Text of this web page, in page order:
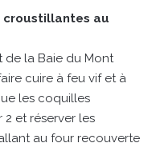
croustillantes au
de la Baie du Mont
cuire à feu vif et à
les coquilles
et réserver les
au four recouverte